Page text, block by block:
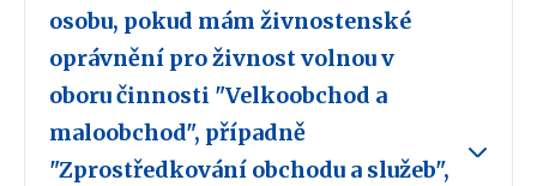
osobu, pokud mám živnostenské
oprávnění pro živnost volnou v
oboru činnosti "Velkoobchod a
maloobchod", případně
"Zprostředkování obchodu a služeb",